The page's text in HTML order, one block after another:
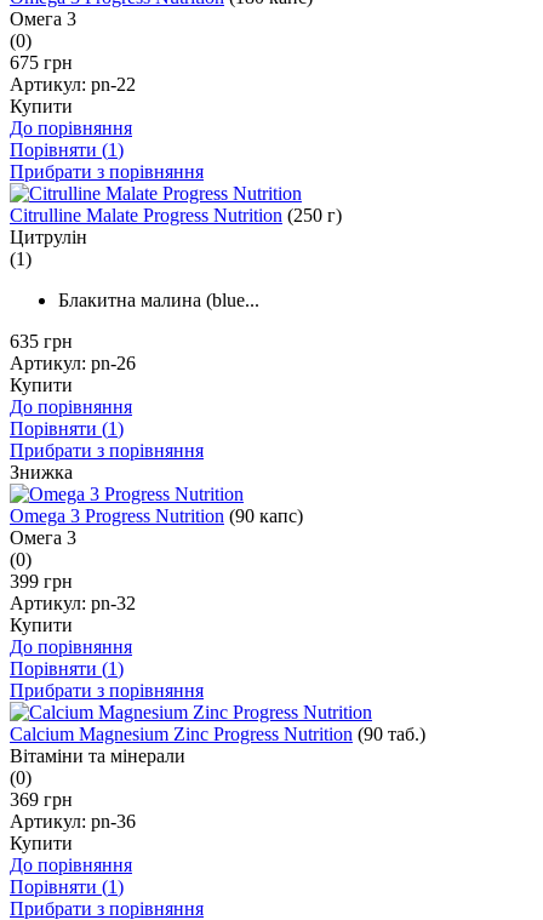
Омега 3
(0)
675 грн
Артикул: pn-22
Купити
До порівняння
Порівняти (1)
Прибрати з порівняння
Citrulline Malate Progress Nutrition (250 г)
Цитрулін
(1)
Блакитна малина (blue...
635 грн
Артикул: pn-26
Купити
До порівняння
Порівняти (1)
Прибрати з порівняння
Знижка
Omega 3 Progress Nutrition (90 капс)
Омега 3
(0)
399 грн
Артикул: pn-32
Купити
До порівняння
Порівняти (1)
Прибрати з порівняння
Calcium Magnesium Zinc Progress Nutrition (90 таб.)
Вітаміни та мінерали
(0)
369 грн
Артикул: pn-36
Купити
До порівняння
Порівняти (1)
Прибрати з порівняння